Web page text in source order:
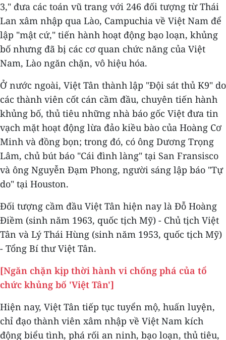
3," đưa các toán vũ trang với 246 đối tượng từ Thái
Lan xâm nhập qua Lào, Campuchia về Việt Nam để
lập "mật cứ," tiến hành hoạt động bạo loạn, khủng
bố nhưng đã bị các cơ quan chức năng của Việt
Nam, Lào ngăn chặn, vô hiệu hóa.
Ở nước ngoài, Việt Tân thành lập "Đội sát thủ K9" do
các thành viên cốt cán cầm đầu, chuyên tiến hành
khủng bố, thủ tiêu những nhà báo gốc Việt đưa tin
vạch mặt hoạt động lừa đảo kiều bào của Hoàng Cơ
Minh và đồng bọn; trong đó, có ông Dương Trọng
Lâm, chủ bút báo "Cái đình làng" tại San Fransisco
và ông Nguyễn Đạm Phong, người sáng lập báo "Tự
do" tại Houston.
Đối tượng cầm đầu Việt Tân hiện nay là Đỗ Hoàng
Điềm (sinh năm 1963, quốc tịch Mỹ) - Chủ tịch Việt
Tân và Lý Thái Hùng (sinh năm 1953, quốc tịch Mỹ)
- Tổng Bí thư Việt Tân.
[Ngăn chặn kịp thời hành vi chống phá của tổ
chức khủng bố 'Việt Tân']
Hiện nay, Việt Tân tiếp tục tuyển mộ, huấn luyện,
chỉ đạo thành viên xâm nhập về Việt Nam kích
động biểu tình, phá rối an ninh, bạo loạn, thủ tiêu,